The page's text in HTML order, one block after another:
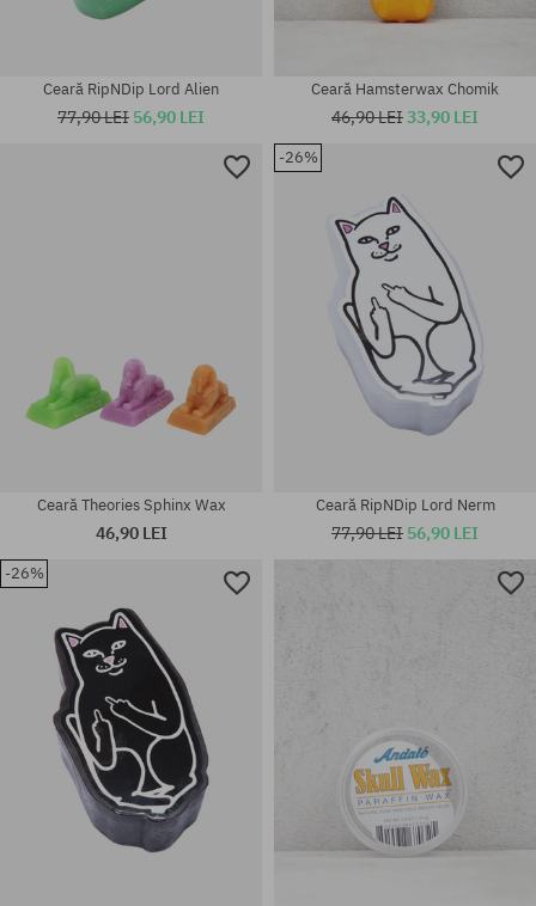
mărime universală
mărime universală
Ceară RipNDip Lord Alien
77,90 LEI 56,90 LEI
Ceară Hamsterwax Chomik
46,90 LEI33,90 LEI
Ceară Theories Sphinx Wax
46,90 LEI
-26%
Ceară RipNDip Lord Nerm
77,90 LEI 56,90 LEI
-26%